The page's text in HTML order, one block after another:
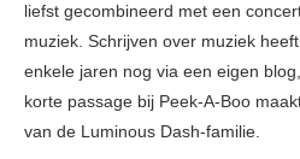
liefst gecombineerd met een
muziek. Schrijven over muziek
enkele jaren nog via een eigen
korte passage bij Peek-A-Boo
van de Luminous Dash-familie.